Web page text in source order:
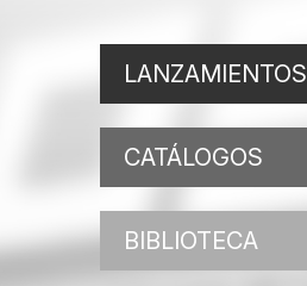
LANZAMIENTOS
CATÁLOGOS
BIBLIOTECA